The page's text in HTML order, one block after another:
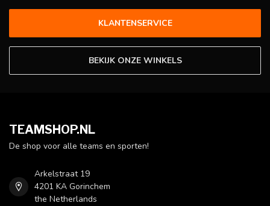
KLANTENSERVICE
BEKIJK ONZE WINKELS
TEAMSHOP.NL
De shop voor alle teams en sporten!
Arkelstraat 19
4201 KA Gorinchem
the Netherlands